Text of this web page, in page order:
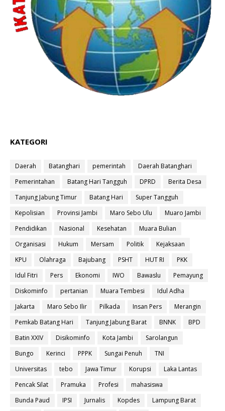
KATEGORI
Daerah Batanghari pemerintah
Daerah Batanghari
Pemerintahan
Batang Hari Tangguh DPRD
Berita Desa
Tanjung Jabung Timur
Batang Hari
Super Tangguh
Kepolisian
Provinsi Jambi Maro Sebo Ulu
Muaro Jambi
Pendidikan
Nasional Kesehatan
Muara Bulian
Organisasi
Hukum Mersam Politik
Kejaksaan
KPU
Olahraga Bajubang PSHT HUT RI
PKK
Idul Fitri
Pers Ekonomi IWO Bawaslu
Pemayung
Diskominfo
pertanian Muara Tembesi
Idul Adha
Jakarta
Maro Sebo Ilir Pilkada Insan Pers
Merangin
Pemkab Batang Hari
Tanjung Jabung Barat BNNK
BPD
Batin XXIV
Disikominfo Kota Jambi
Sarolangun
Bungo
Kerinci PPPK Sungai Penuh
TNI
Universitas
tebo Jawa Timur Korupsi
Laka Lantas
Pencak Silat
Pramuka Profesi
mahasiswa
Bunda Paud
IPSI Jurnalis Kopdes
Lampung Barat